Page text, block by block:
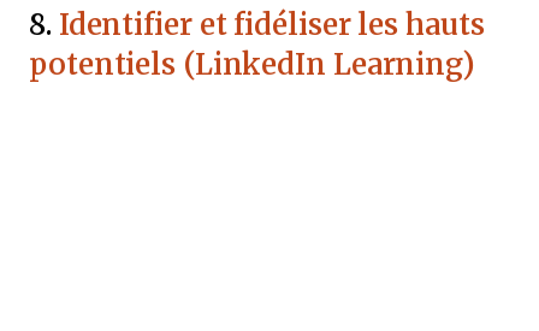
8. Identifier et fidéliser les hauts
potentiels (LinkedIn Learning)